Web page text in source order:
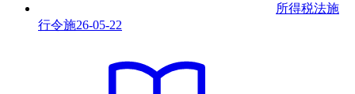
所得税法施
行令施26-05-22